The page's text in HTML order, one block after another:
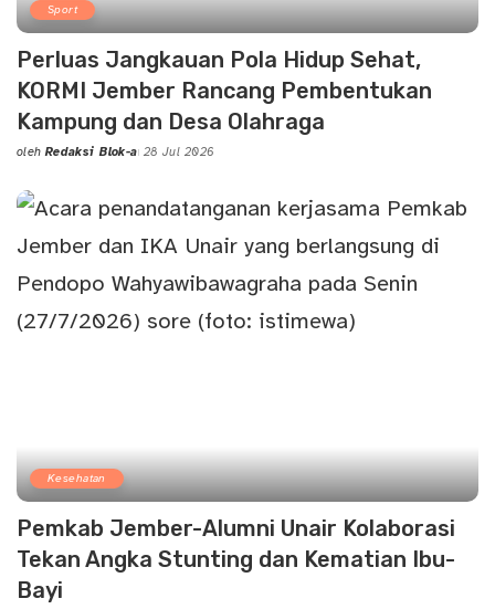
Sport
Perluas Jangkauan Pola Hidup Sehat,
KORMI Jember Rancang Pembentukan
Kampung dan Desa Olahraga
Posted
oleh Redaksi Blok-a 28 Jul 2026
Kesehatan
Pemkab Jember-Alumni Unair Kolaborasi
Tekan Angka Stunting dan Kematian Ibu-
Bayi